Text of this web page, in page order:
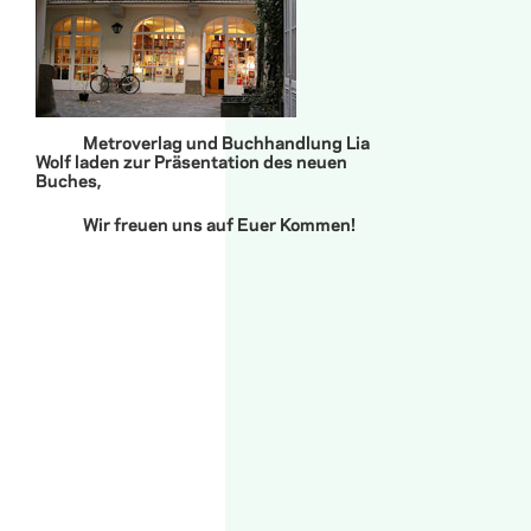
Metroverlag und Buchhandlung Lia
Wolf laden zur Präsentation des neuen
Buches,
Wir freuen uns auf Euer Kommen!